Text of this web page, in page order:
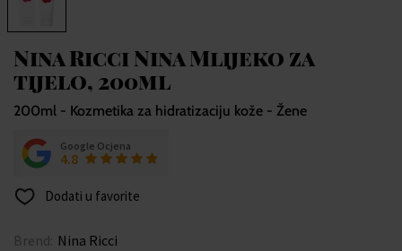
Nina Ricci Nina Mlijeko za
tijelo, 200ml
200ml - Kozmetika za hidratizaciju kože - Žene
Google Ocjena
4.8
Dodati u favorite
Brend: Nina Ricci